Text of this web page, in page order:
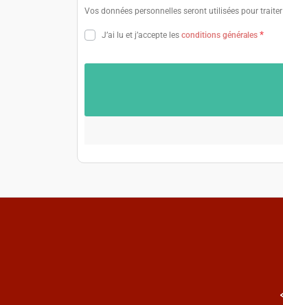
Vos données personnelles seront utilisées pour
J’ai lu et j’accepte les conditions générales *